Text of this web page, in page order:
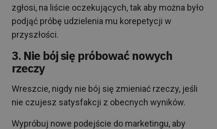
zgłosi, na liście oczekujących, tak aby można było
podjąć próbę udzielenia mu korepetycji w
przyszłości.
3. Nie bój się próbować nowych
rzeczy
Wreszcie, nigdy nie bój się zmieniać rzeczy, jeśli
nie czujesz satysfakcji z obecnych wyników.
Wypróbuj nowe podejście do marketingu, aby